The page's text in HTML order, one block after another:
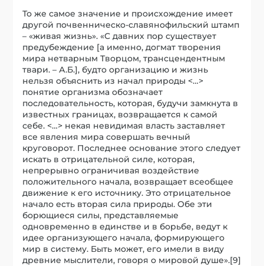
То же самое значение и происхождение имеет
другой почвенническо-славянофильский штамп
– «живая жизнь». «С давних пор существует
предубеждение [а именно, догмат творения
мира нетварным Творцом, трансцендентным
твари. – А.Б.], будто организацию и жизнь
нельзя объяснить из начал природы <…>
понятие организма обозначает
последовательность, которая, будучи замкнута в
известных границах, возвращается к самой
себе. <…> некая невидимая власть заставляет
все явления мира совершать вечный
круговорот. Последнее основание этого следует
искать в отрицательной силе, которая,
непрерывно ограничивая воздействие
положительного начала, возвращает всеобщее
движение к его источнику. Это отрицательное
начало есть вторая сила природы. Обе эти
борющиеся силы, представляемые
одновременно в единстве и в борьбе, ведут к
идее организующего начала, формирующего
мир в систему. Быть может, его имели в виду
древние мыслители, говоря о мировой душе».[9]